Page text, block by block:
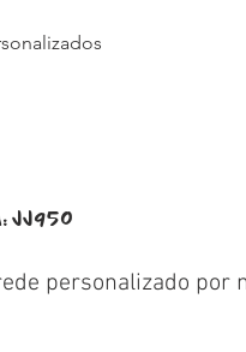
JJ950
personalizado por